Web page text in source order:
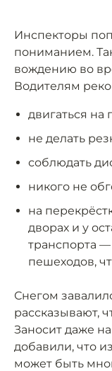
Инспекторы
пониманием.
вождению во
Водителям
двигаться на
не делать
соблюдать
никого не
на
дворах и у
транспорта
пешеходов,
Снегом
рассказывают,
Заносит даже
добавили, что
может быть